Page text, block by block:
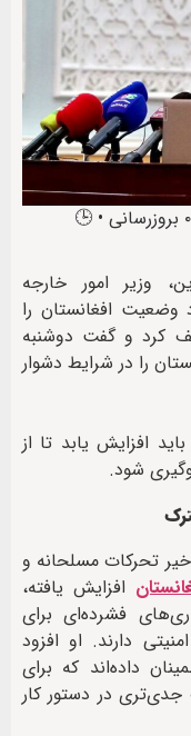
📅 انتشار: ۲۰ دلو ۱۴۰۴ ساعت ۱۰:۴۳ • 🔄 ۰ بروزرسانی • 🕒
وزیر امور خارجه
افغانستان را
کرد و گفت دوشنبه
را در شرایط دشوار
افزایش یابد تا از
شود.
تحرکات مسلحانه و
افزایش یافته،
فشرده‌ای برای
دارند. او افزود
داده‌اند که برای
جدی‌تری در دستور کار